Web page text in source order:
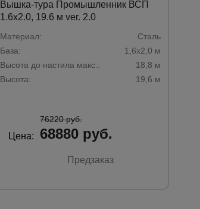
Вышка-тура Промышленник ВСП
1.6х2.0, 19.6 м ver. 2.0
Материал:
Сталь
База:
1,6х2,0 м
Высота до настила макс.:
18,8 м
Высота:
19,6 м
Цена:
76220 руб.
68880 руб.
Предзаказ